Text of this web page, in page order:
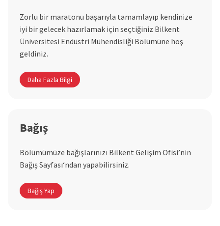
Zorlu bir maratonu başarıyla tamamlayıp kendinize
iyi bir gelecek hazırlamak için seçtiğiniz Bilkent
Üniversitesi Endüstri Mühendisliği Bölümüne hoş
geldiniz.
Daha Fazla Bilgi
Bağış
Bölümümüze bağışlarınızı Bilkent Gelişim Ofisi’nin
Bağış Sayfası‘ndan yapabilirsiniz.
Bağış Yap